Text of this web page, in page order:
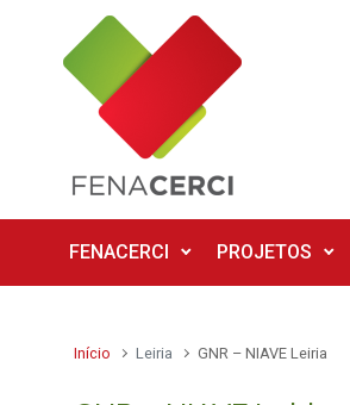
Skip to main content
FENACERCI PROJETOS
Início Leiria GNR – NIAVE Leiria